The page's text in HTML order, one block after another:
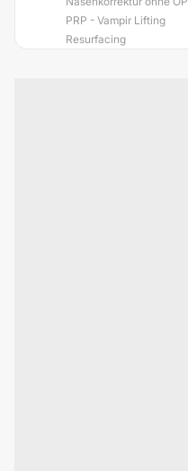
PRP - Vampir Lifting
Resurfacing